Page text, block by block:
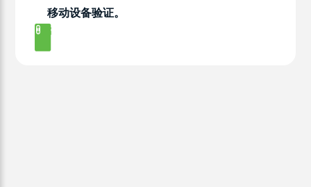
移动设备验证。